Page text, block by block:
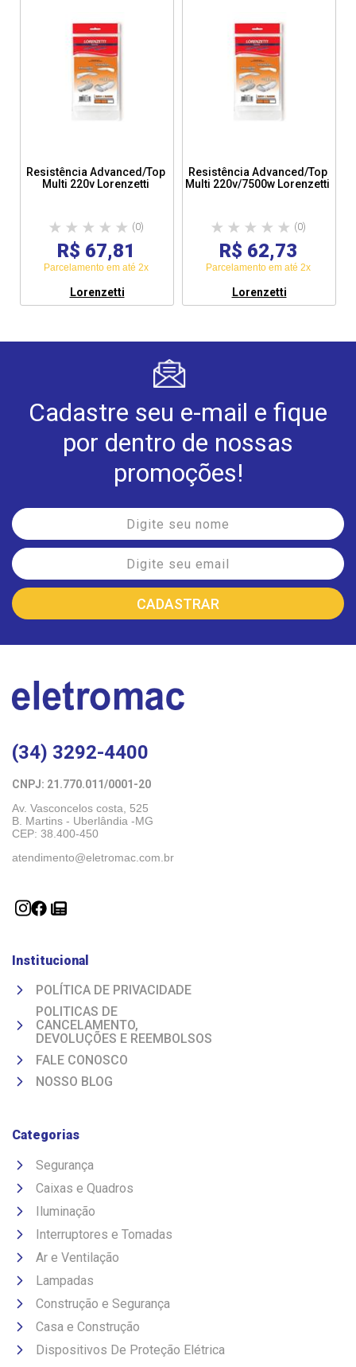
Resistência Advanced/Top
Multi 220v Lorenzetti
(0)
R$ 67,81
Parcelamento em até 2x
Lorenzetti
Resistência Advanced/Top
Multi 220v/7500w Lorenzetti
(0)
R$ 62,73
Parcelamento em até 2x
Lorenzetti
Cadastre seu e-mail e fique
por dentro de nossas
promoções!
(34) 3292-4400
CNPJ: 21.770.011/0001-20
Av. Vasconcelos costa, 525
B. Martins - Uberlândia -MG
CEP: 38.400-450
atendimento@eletromac.com.br
Institucional
POLÍTICA DE PRIVACIDADE
POLITICAS DE
CANCELAMENTO,
DEVOLUÇÕES E REEMBOLSOS
FALE CONOSCO
NOSSO BLOG
Categorias
Segurança
Caixas e Quadros
Iluminação
Interruptores e Tomadas
Ar e Ventilação
Lampadas
Construção e Segurança
Casa e Construção
Dispositivos De Proteção Elétrica